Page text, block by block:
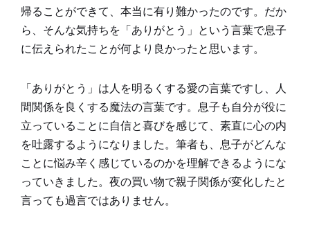
帰ることができて、本当に有り難かったのです。だか
ら、そんな気持ちを「ありがとう」という言葉で息子
に伝えられたことが何より良かったと思います。
「ありがとう」は人を明るくする愛の言葉ですし、人
間関係を良くする魔法の言葉です。息子も自分が役に
立っていることに自信と喜びを感じて、素直に心の内
を吐露するようになりました。筆者も、息子がどんな
ことに悩み辛く感じているのかを理解できるようにな
っていきました。夜の買い物で親子関係が変化したと
言っても過言ではありません。